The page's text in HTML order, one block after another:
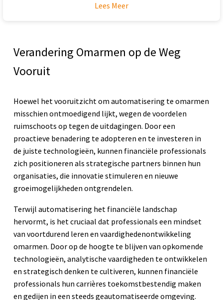
Lees Meer
Verandering Omarmen op de Weg
Vooruit
Hoewel het vooruitzicht om automatisering te omarmen
misschien ontmoedigend lijkt, wegen de voordelen
ruimschoots op tegen de uitdagingen. Door een
proactieve benadering te adopteren en te investeren in
de juiste technologieën, kunnen financiële professionals
zich positioneren als strategische partners binnen hun
organisaties, die innovatie stimuleren en nieuwe
groeimogelijkheden ontgrendelen.
Terwijl automatisering het financiële landschap
hervormt, is het cruciaal dat professionals een mindset
van voortdurend leren en vaardighedenontwikkeling
omarmen. Door op de hoogte te blijven van opkomende
technologieën, analytische vaardigheden te ontwikkelen
en strategisch denken te cultiveren, kunnen financiële
professionals hun carrières toekomstbestendig maken
en gedijen in een steeds geautomatiseerde omgeving.